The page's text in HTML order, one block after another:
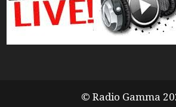
© Radio Gamma